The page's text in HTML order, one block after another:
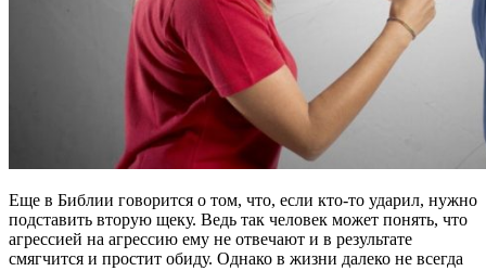
Еще в Библии говорится о том, что, если кто-то ударил, нужно
подставить вторую щеку. Ведь так человек может понять, что
агрессией на агрессию ему не отвечают и в результате
смягчится и простит обиду. Однако в жизни далеко не всегда